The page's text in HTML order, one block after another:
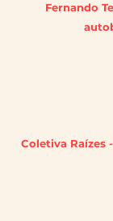
Fernando
Coletiva Raízes